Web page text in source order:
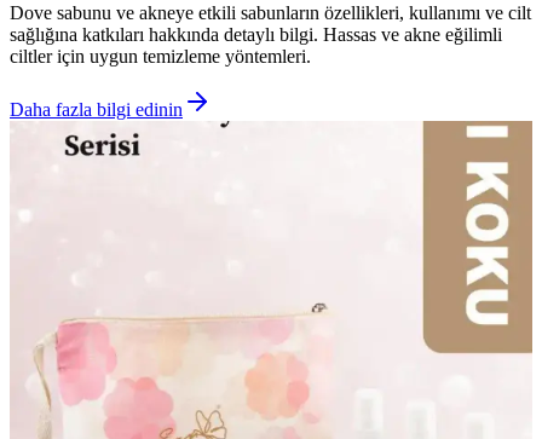
Dove sabunu ve akneye etkili sabunların özellikleri, kullanımı ve cilt
sağlığına katkıları hakkında detaylı bilgi. Hassas ve akne eğilimli
ciltler için uygun temizleme yöntemleri.
Daha fazla bilgi edinin